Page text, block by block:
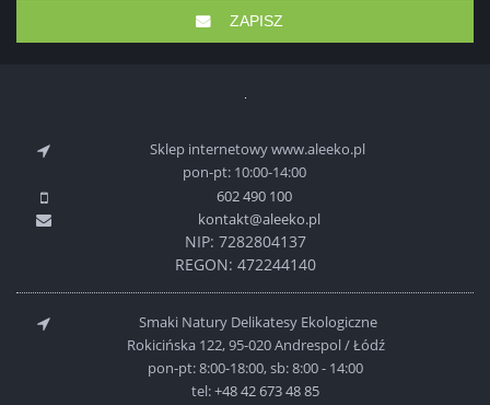
ZAPISZ
Sklep internetowy www.aleeko.pl
pon-pt: 10:00-14:00
602 490 100
kontakt@aleeko.pl
NIP: 7282804137
REGON: 472244140
Smaki Natury Delikatesy Ekologiczne
Rokicińska 122, 95-020 Andrespol / Łódź
pon-pt: 8:00-18:00, sb: 8:00 - 14:00
tel:+48 42 673 48 85